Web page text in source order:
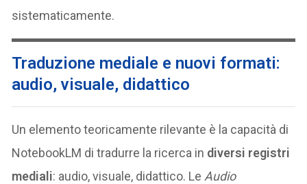
sistematicamente.
Traduzione mediale e nuovi formati:
audio, visuale, didattico
Un elemento teoricamente rilevante è la capacità di
NotebookLM di tradurre la ricerca in diversi registri
mediali: audio, visuale, didattico. Le Audio